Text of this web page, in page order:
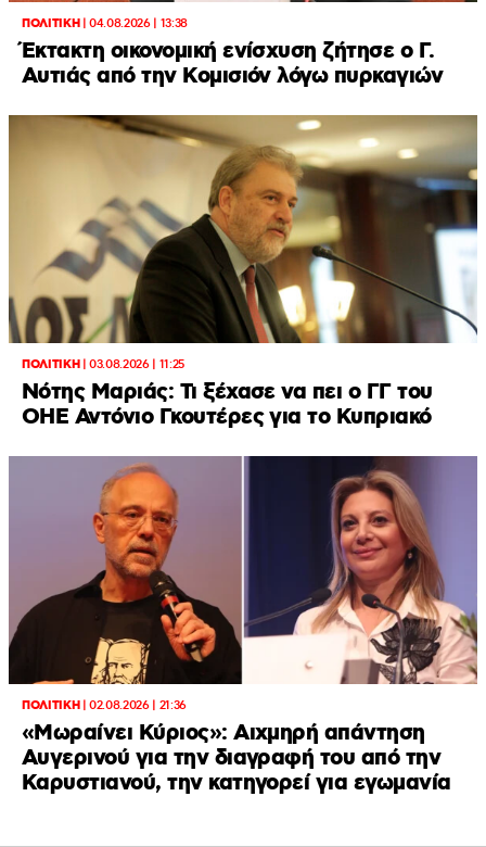
ΠΟΛΙΤΙΚΗ|04.08.2026 | 13:38
Έκτακτη οικονομική ενίσχυση ζήτησε ο Γ.
Αυτιάς από την Κομισιόν λόγω πυρκαγιών
ΠΟΛΙΤΙΚΗ|03.08.2026 | 11:25
Νότης Μαριάς: Τι ξέχασε να πει ο ΓΓ του
ΟΗΕ Αντόνιο Γκουτέρες για το Κυπριακό
ΠΟΛΙΤΙΚΗ|02.08.2026 | 21:36
«Μωραίνει Κύριος»: Αιχμηρή απάντηση
Αυγερινού για την διαγραφή του από την
Καρυστιανού, την κατηγορεί για εγωμανία